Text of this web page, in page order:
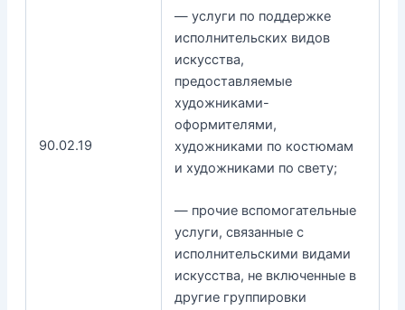
90.02.19
— услуги по поддержке
исполнительских видов
искусства,
предоставляемые
художниками-
оформителями,
художниками по костюмам
и художниками по свету;
— прочие вспомогательные
услуги, связанные с
исполнительскими видами
искусства, не включенные в
другие группировки